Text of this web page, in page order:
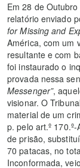
Em 28 de
relatório enviado
for Missing and
América, com um
resultante e com
foi instaurado o
provada nessa
Messenger”,
visionar. O
material de um
p. pelo art.º
de prisão,
70 patacas, no
Inconformada,